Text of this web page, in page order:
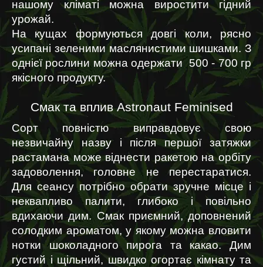
нашому кліматі можна виростити гідний
урожай.
На кущах формуються довгі коли, рясно
усипані зеленими маслянистими шишками. З
однієї рослини можна одержати  500 - 700 гр
якісного продукту.
Смак та вплив Astronaut Feminised
Сорт повністю виправдовує свою
незвичайну назву і після першої затяжки
растамана може віднести ракетою на орбіту
задоволення, головне не перестаратися.
Для сеансу потрібно обрати зручне місце і
неквапливо палити, глибоко і повільно
вдихаючи дим. Смак приємний, доповнений
солодким ароматом, у якому можна вловити
нотки шоколадного пирога та какао. Дим
густий і щільний, швидко огортає кімнату та